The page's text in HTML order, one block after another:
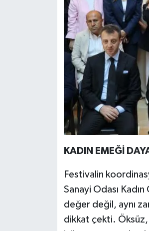
KADIN EMEĞİ
Festivalin
Sanayi Odası
değer değil, aynı
dikkat çekti. Öksüz,